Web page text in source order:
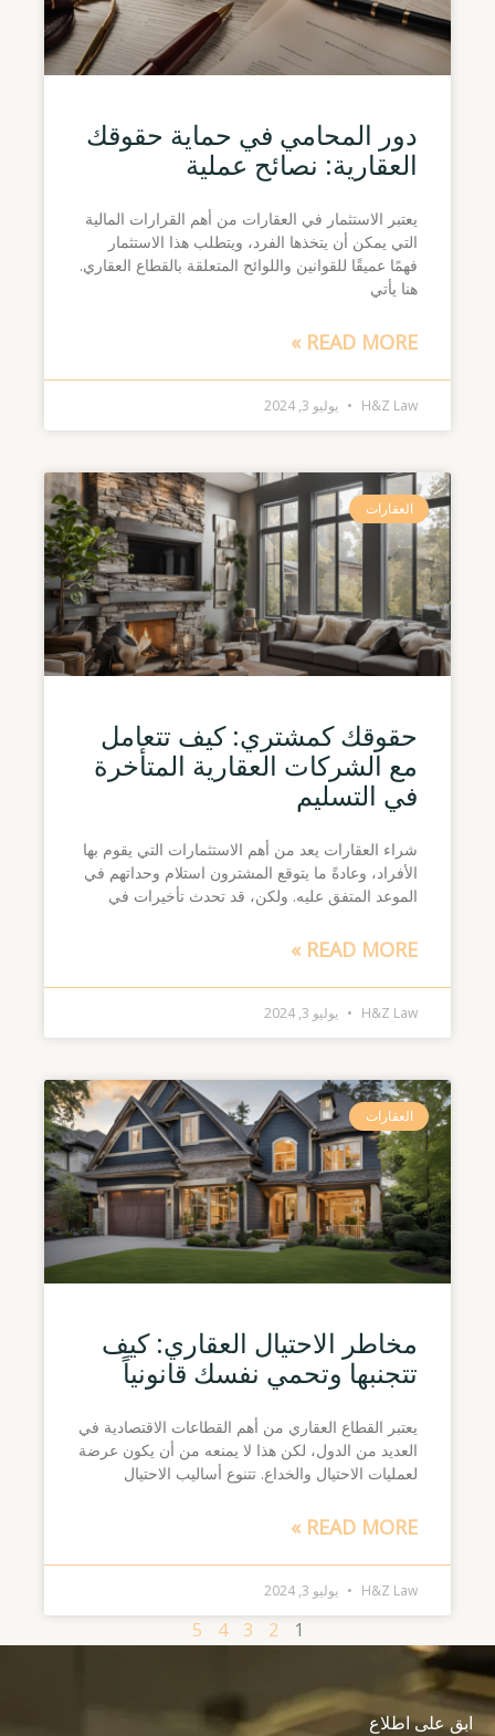
دور المحامي في حماية حقوقك
العقارية: نصائح عملية
يعتبر الاستثمار في العقارات من أهم القرارات المالية
التي يمكن أن يتخذها الفرد، ويتطلب هذا الاستثمار
فهمًا عميقًا للقوانين واللوائح المتعلقة بالقطاع العقاري.
هنا يأتي
READ MORE »
H&Z Law يوليو 3, 2024
العقارات
حقوقك كمشتري: كيف تتعامل
مع الشركات العقارية المتأخرة
في التسليم
شراء العقارات يعد من أهم الاستثمارات التي يقوم بها
الأفراد، وعادةً ما يتوقع المشترون استلام وحداتهم في
الموعد المتفق عليه. ولكن، قد تحدث تأخيرات في
READ MORE »
H&Z Law يوليو 3, 2024
العقارات
مخاطر الاحتيال العقاري: كيف
تتجنبها وتحمي نفسك قانونياً
يعتبر القطاع العقاري من أهم القطاعات الاقتصادية في
العديد من الدول، لكن هذا لا يمنعه من أن يكون عرضة
لعمليات الاحتيال والخداع. تتنوع أساليب الاحتيال
READ MORE »
H&Z Law يوليو 3, 2024
1
2
3
4
5
ابق على اطلاع